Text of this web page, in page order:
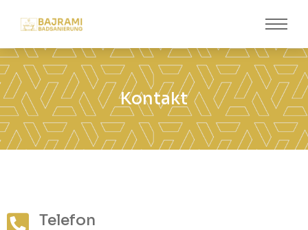
Kontakt
Telefon